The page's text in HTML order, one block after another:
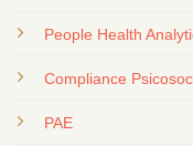
People Health
Compliance
PAE